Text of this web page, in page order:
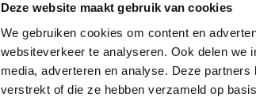
Deze website maakt gebruik van cookies
We gebruiken cookies om content en
websiteverkeer te analyseren. Ook delen we
media, adverteren en analyse. Deze
verstrekt of die ze hebben verzameld op
Deze uitgangspunten zorgen ervoor
professioneel overkomen.